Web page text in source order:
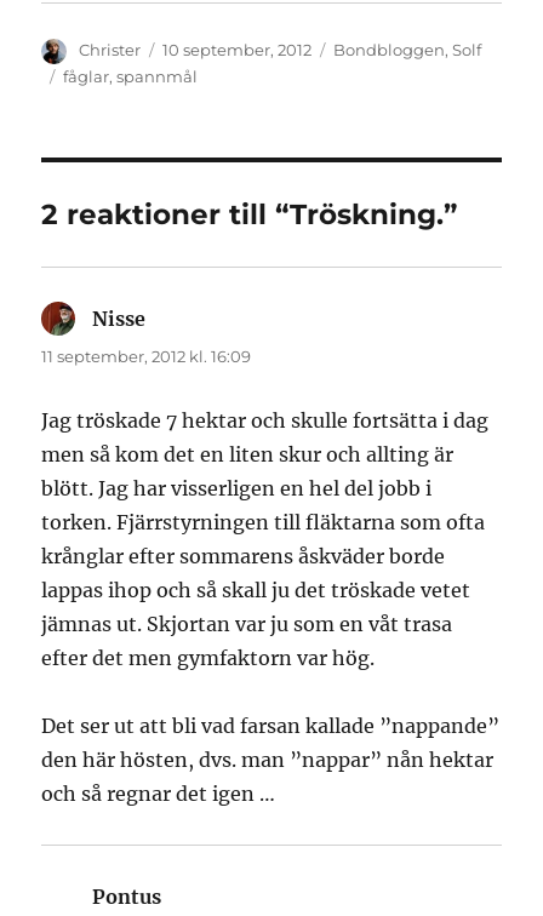
Författare
Christer
Publicerat
den
10 september, 2012 Kategorier
Bondbloggen,Solf
Etiketter
fåglar,spannmål
2 reaktioner till “Tröskning.”
Nisse
11 september, 2012 kl. 16:09
Jag tröskade 7 hektar och skulle fortsätta i dag
men så kom det en liten skur och allting är
blött. Jag har visserligen en hel del jobb i
torken. Fjärrstyrningen till fläktarna som ofta
krånglar efter sommarens åskväder borde
lappas ihop och så skall ju det tröskade vetet
jämnas ut. Skjortan var ju som en våt trasa
efter det men gymfaktorn var hög.
Det ser ut att bli vad farsan kallade ”nappande”
den här hösten, dvs. man ”nappar” nån hektar
och så regnar det igen …
Pontus